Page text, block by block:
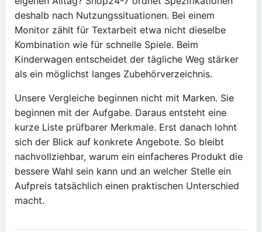
deshalb nach Nutzungssituationen. Bei einem
Monitor zählt für Textarbeit etwa nicht dieselbe
Kombination wie für schnelle Spiele. Beim
Kinderwagen entscheidet der tägliche Weg stärker
als ein möglichst langes Zubehörverzeichnis.
Unsere Vergleiche beginnen nicht mit Marken. Sie
beginnen mit der Aufgabe. Daraus entsteht eine
kurze Liste prüfbarer Merkmale. Erst danach lohnt
sich der Blick auf konkrete Angebote. So bleibt
nachvollziehbar, warum ein einfacheres Produkt die
bessere Wahl sein kann und an welcher Stelle ein
Aufpreis tatsächlich einen praktischen Unterschied
macht.